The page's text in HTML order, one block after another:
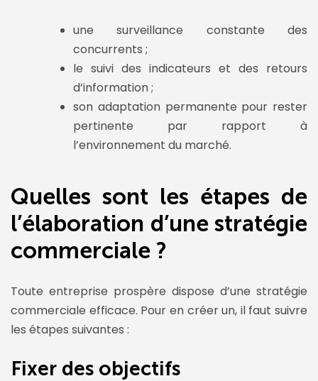
une surveillance constante des
concurrents ;
le suivi des indicateurs et des retours
d’information ;
son adaptation permanente pour rester
pertinente par rapport à
l’environnement du marché.
Quelles sont les étapes de
l’élaboration d’une stratégie
commerciale ?
Toute entreprise prospère dispose d’une stratégie
commerciale efficace. Pour en créer un, il faut suivre
les étapes suivantes :
Fixer des objectifs